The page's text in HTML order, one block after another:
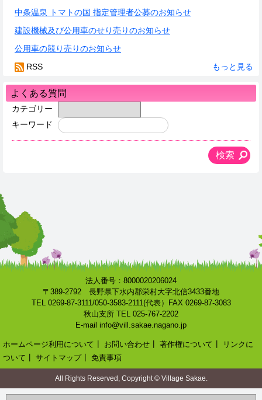
中条温泉 トマトの国 指定管理者公募のお知らせ
建設機械及び公用車のせり売りのお知らせ
公用車の競り売りのお知らせ
もっと見る
RSS
よくある質問
カテゴリー
キーワード
法人番号：8000020206024
〒389-2792 長野県下水内郡栄村大字北信3433番地
TEL 0269-87-3111/050-3583-2111(代表）FAX 0269-87-3083
秋山支所 TEL 025-767-2202
E-mail info@vill.sakae.nagano.jp
ホームページ利用について お問い合わせ 著作権について
リンクに
ついて
サイトマップ 免責事項
All Rights Reserved, Copyright © Village Sakae.